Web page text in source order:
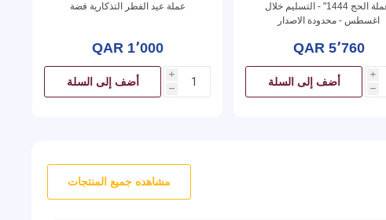
"عملة الحج 1444" - التسليم خلال
اغسطس - محدودة الاصدار
QAR 5٬760
i
h
أضف إلى السلة
عملة عيد الفطر التذكارية فضة
QAR 1٬000
i
h
أضف إلى السلة
مشاهده جميع المنتجات